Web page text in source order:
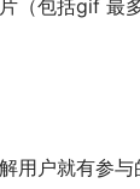
包括gif 最
户就有参与